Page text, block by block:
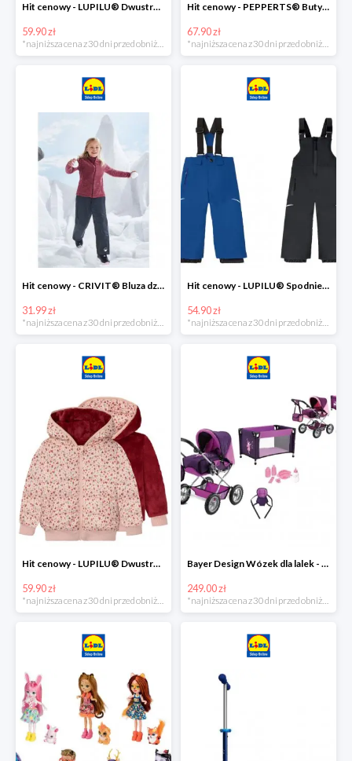
Hit cenowy - LUPILU® Dwustronna kurtka dziecięca z polarem
59.90 zł
*najniższa cena z 30 dni przed obniżką
Hit cenowy - PEPPERTS® Buty zimowe chłopięce
67.90 zł
*najniższa cena z 30 dni przed obniżką
Hit cenowy - CRIVIT® Bluza dziewczęca z polaru
31.99 zł
Hit cenowy - LUPILU® Spodnie narciarskie chłopięce
54.90 zł
Hit cenowy - LUPILU® Dwustronna kurtka pikowana dziewczęca
59.90 zł
*najniższa cena z 30 dni przed obniżką
Bayer Design Wózek dla lalek - megazestaw
249.00 zł
*najniższa cena z 30 dni przed obniżką